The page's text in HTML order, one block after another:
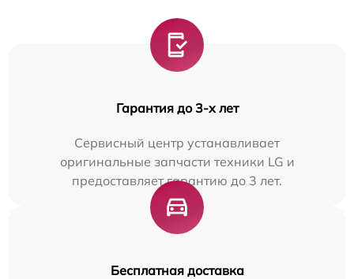
Гарантия до 3-х лет
Сервисный центр устанавливает
оригинальные запчасти техники LG и
предоставляет гарантию до 3 лет.
Бесплатная доставка